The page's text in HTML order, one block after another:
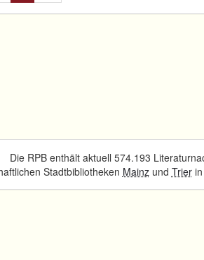
Die RPB enthält aktuell 574.193
Stadtbibliotheken Mainzund Trierin